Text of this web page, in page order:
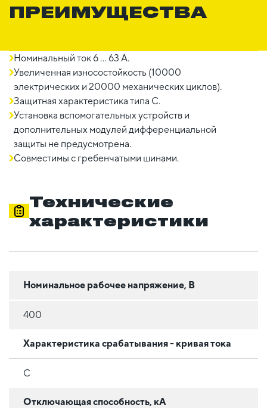
ПРЕИМУЩЕСТВА
Номинальный ток 6 ... 63 A.
Увеличенная износостойкость (10000
электрических и 20000 механических циклов).
Защитная характеристика типа C.
Установка вспомогательных устройств и
дополнительных модулей дифференциальной
защиты не предусмотрена.
Совместимы с гребенчатыми шинами.
Технические
характеристики
Номинальное рабочее напряжение, В
400
Характеристика срабатывания - кривая тока
C
Отключающая способность, кА